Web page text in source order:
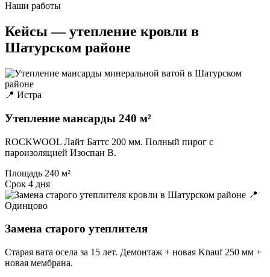
Наши работы
Кейсы — утепление кровли в
Шатурском районе
📍 Истра
Утепление мансарды 240 м²
ROCKWOOL Лайт Баттс 200 мм. Полный пирог с
пароизоляцией Изоспан B.
Площадь 240 м²
Срок 4 дня
📍
Одинцово
Замена старого утеплителя
Старая вата осела за 15 лет. Демонтаж + новая Knauf 250 мм +
новая мембрана.